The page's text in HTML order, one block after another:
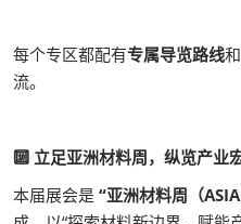
每个专区都配有专属导览路线和
流。
🔟 立足亚洲材料周，纵览产业
本届展会是 “亚洲材料周（